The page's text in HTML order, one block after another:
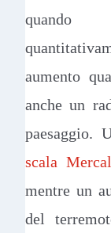
quando
aumento
anche un
paesaggio.
scala
mentre un
del